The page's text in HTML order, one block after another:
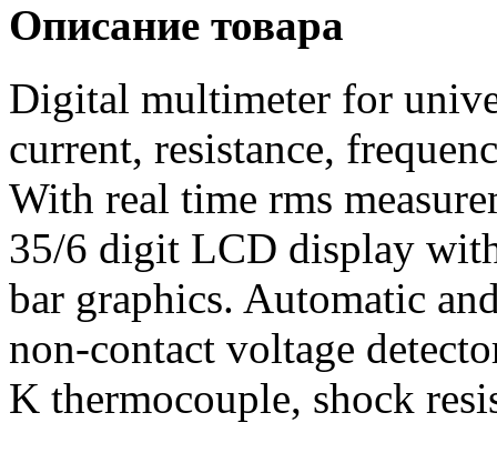
Описание товара
Digital multimeter for
current, resistance,
With real time rms
35/6 digit LCD display
bar graphics. Automatic
non-contact voltage
K thermocouple, shock